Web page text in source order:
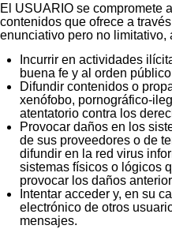
El USUARIO se compromete
contenidos que ofrece a
enunciativo pero no limitativo,
Incurrir en actividades
buena fe y al orden público
Difundir contenidos o
xenófobo, pornográfico-
atentatorio contra los
Provocar daños en los
de sus proveedores o de
difundir en la red virus
sistemas físicos o lógicos
provocar los daños
Intentar acceder y, en su
electrónico de otros
mensajes.